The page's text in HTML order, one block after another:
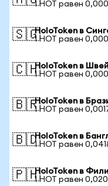
1 HOT равен
🇸🇬HoloToken в
1 HOT равен
🇨🇭HoloToken в
1 HOT равен
🇧🇷HoloToken в
1 HOT равен
🇧🇩HoloToken в
1 HOT равен
🇵🇭HoloToken в
1 HOT равен